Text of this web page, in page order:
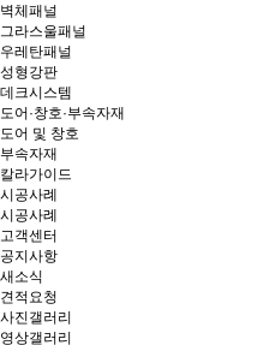
벽체패널
그라스울패널
우레탄패널
성형강판
데크시스템
도어·창호·부속자재
도어 및 창호
부속자재
칼라가이드
시공사례
시공사례
고객센터
공지사항
새소식
견적요청
사진갤러리
영상갤러리